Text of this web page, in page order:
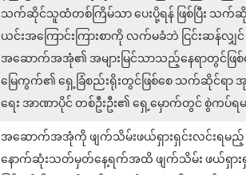
သက်ဆိုင်သူထံတစ်ကြိမ်သာ ပေးပို့ရန် ဖြစ်ပြီး သ
ယင်းအကြောင်းကြားစာကို လက်မခံဘဲ ငြင်းဆန်လျှင်
အဆောက်အအုံ၏ အများမြင်သာသည့်နေရာတွင်ဖြစ်
မြေကွက်၏ ရှေ့ခြံစည်းရိုးတွင်ဖြစ်စေ သက်ဆိုင်ရာ အု
ရေး အာဏာပိုင် တစ်ဦးဦး၏ ရှေ့မှောက်တွင် စွဲကပ်ရ
အဆောက်အအုံကို ဖျက်သိမ်းဖယ်ရှားရှင်းလင်းရမည့်
နောက်ဆုံးသတ်မှတ်နေ့ရက်အထိ ဖျက်သိမ်း ဖယ်ရှားရှ